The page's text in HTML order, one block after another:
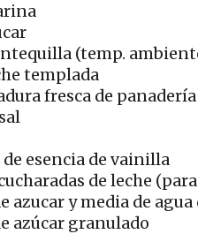
(temp.
templada
fresca de panadería
esencia de vainilla
de leche
azucar y media de
azúcar granulado